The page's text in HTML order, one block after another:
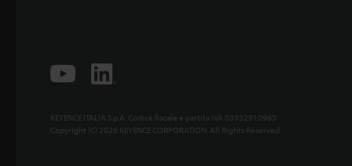
KEYENCE ITALIA S.p.A. Codice fiscale e partita IVA 03932910965
Copyright (C) 2026 KEYENCE CORPORATION. All Rights Reserved.